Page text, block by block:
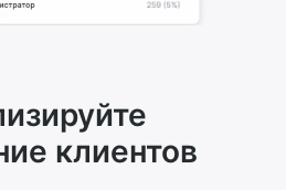
клиентов